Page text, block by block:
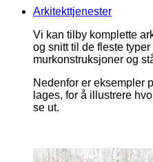
Arkitekttjenester
Vi kan tilby komplette
og snitt til de fleste
murkonstruksjoner og
Nedenfor er eksempler
lages, for å illustrere
se ut.